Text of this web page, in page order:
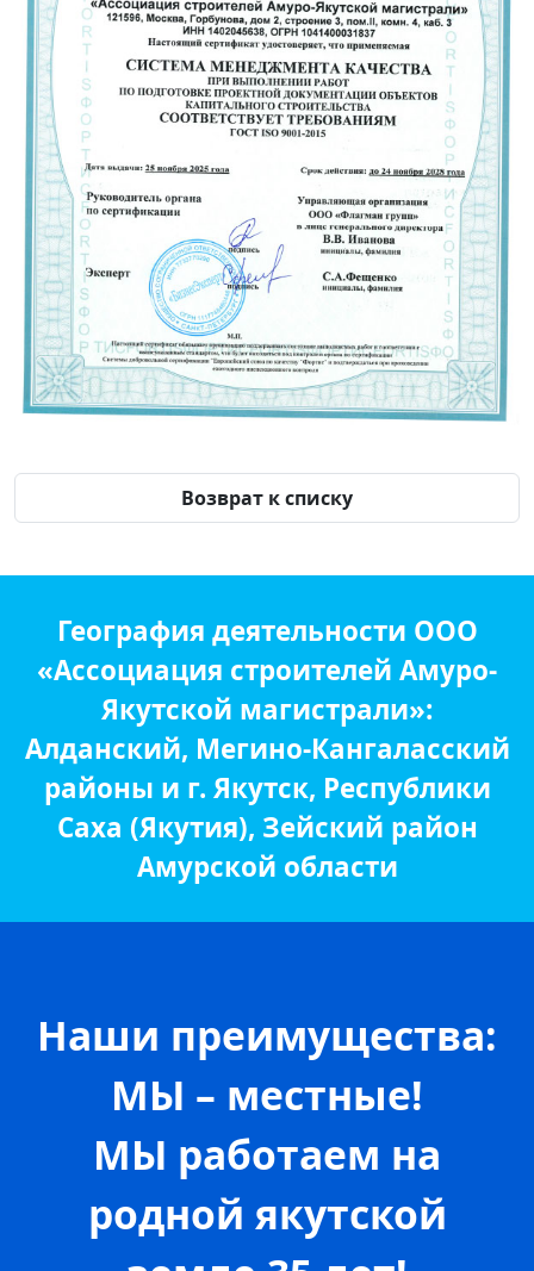
Возврат к списку
География деятельности ООО
«Ассоциация строителей Амуро-
Якутской магистрали»:
Алданский, Мегино-Кангаласский
районы и г. Якутск, Республики
Саха (Якутия), Зейский район
Амурской области
Наши преимущества:
МЫ – местные!
МЫ работаем на
родной якутской